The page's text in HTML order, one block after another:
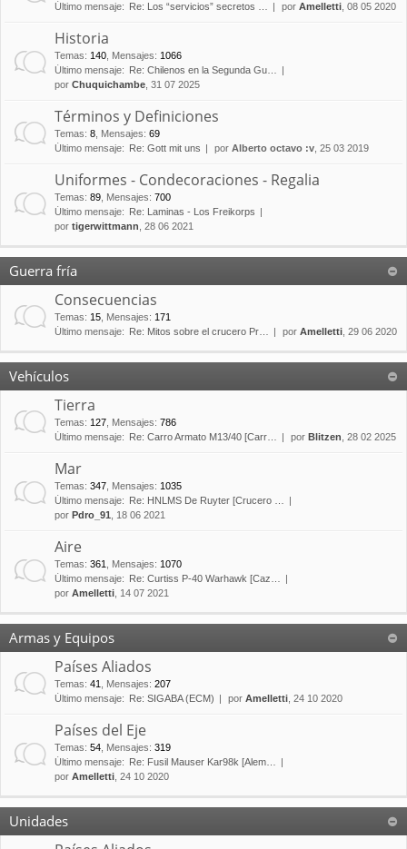
Último mensaje:
Re: Los “servicios” secretos … por Amelletti , 08 05 2020
Historia
Temas: 140 Mensajes: 1066
Último mensaje:
Re: Chilenos en la Segunda Gu…
por Chuquichambe , 31 07 2025
Términos y Definiciones
Temas: 8 Mensajes: 69
Último mensaje:
Re: Gott mit uns por Alberto octavo :v , 25 03 2019
Uniformes - Condecoraciones - Regalia
Temas: 89 Mensajes: 700
Último mensaje:
Re: Laminas - Los Freikorps
por tigerwittmann , 28 06 2021
Guerra fría
Consecuencias
Temas: 15 Mensajes: 171
Último mensaje:
Re: Mitos sobre el crucero Pr… por Amelletti , 29 06 2020
Vehículos
Tierra
Temas: 127 Mensajes: 786
Último mensaje:
Re: Carro Armato M13/40 [Carr… por Blitzen , 28 02 2025
Mar
Temas: 347 Mensajes: 1035
Último mensaje:
Re: HNLMS De Ruyter [Crucero …
por Pdro_91 , 18 06 2021
Aire
Temas: 361 Mensajes: 1070
Último mensaje:
Re: Curtiss P-40 Warhawk [Caz…
por Amelletti , 14 07 2021
Armas y Equipos
Países Aliados
Temas: 41 Mensajes: 207
Último mensaje:
Re: SIGABA (ECM) por Amelletti , 24 10 2020
Países del Eje
Temas: 54 Mensajes: 319
Último mensaje:
Re: Fusil Mauser Kar98k [Alem…
por Amelletti , 24 10 2020
Unidades